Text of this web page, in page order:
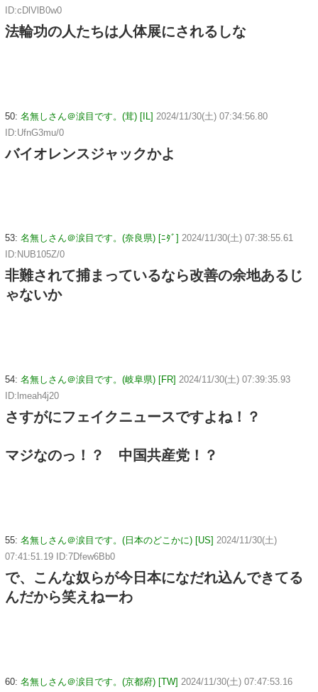
ID:cDlVlB0w0
法輪功の人たちは人体展にされるしな
50: 名無しさん＠涙目です。(茸) [IL] 2024/11/30(土) 07:34:56.80
ID:UfnG3mu/0
バイオレンスジャックかよ
53: 名無しさん＠涙目です。(奈良県) [ﾆﾀﾞ] 2024/11/30(土) 07:38:55.61
ID:NUB105Z/0
非難されて捕まっているなら改善の余地あるじ
ゃないか
54: 名無しさん＠涙目です。(岐阜県) [FR] 2024/11/30(土) 07:39:35.93
ID:lmeah4j20
さすがにフェイクニュースですよね！？
マジなのっ！？ 中国共産党！？
55: 名無しさん＠涙目です。(日本のどこかに) [US] 2024/11/30(土)
07:41:51.19 ID:7Dfew6Bb0
で、こんな奴らが今日本になだれ込んできてる
んだから笑えねーわ
60: 名無しさん＠涙目です。(京都府) [TW] 2024/11/30(土) 07:47:53.16